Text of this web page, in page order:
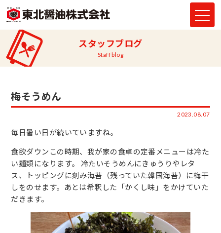
スタッフブログ
Staff blog
梅そうめん
2023.08.07
毎日暑い日が続いていますね。
食欲ダウンこの時期、我が家の食卓の定番メニューは冷た
い麺類になります。 冷たいそうめんにきゅうりやレタ
ス、トッピングに刻み海苔（残っていた韓国海苔）に梅干
しをのせます。あとは希釈した「かくし味」をかけていた
だきます。